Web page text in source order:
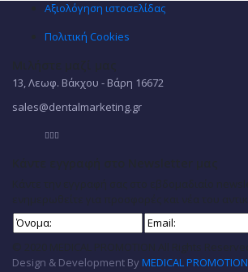
Αξιολόγηση ιστοσελίδας
Πολιτική Cookies
13, Λεωφ. Βάκχου - Βάρη 16672
sales@dentalmarketing.gr
Design & Development ByMEDICAL PROMOTION